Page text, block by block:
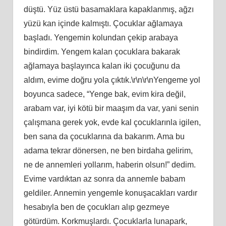
düştü. Yüz üstü basamaklara kapaklanmış, ağzı
yüzü kan içinde kalmıştı. Çocuklar ağlamaya
başladı. Yengemin kolundan çekip arabaya
bindirdim. Yengem kalan çocuklara bakarak
ağlamaya başlayınca kalan iki çocuğunu da
aldım, evime doğru yola çıktık.\r\n\r\nYengeme yol
boyunca sadece, “Yenge bak, evim kira değil,
arabam var, iyi kötü bir maaşım da var, yani senin
çalışmana gerek yok, evde kal çocuklarınla igilen,
ben sana da çocuklarına da bakarım. Ama bu
adama tekrar dönersen, ne ben birdaha gelirim,
ne de annemleri yollarım, haberin olsun!” dedim.
Evime vardıktan az sonra da annemle babam
geldiler. Annemin yengemle konuşacakları vardır
hesabıyla ben de çocukları alıp gezmeye
götürdüm. Korkmuşlardı. Çocuklarla lunapark,